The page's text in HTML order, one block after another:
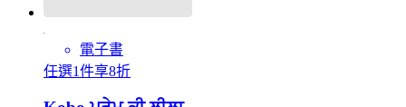
電子書
任選1件享8折